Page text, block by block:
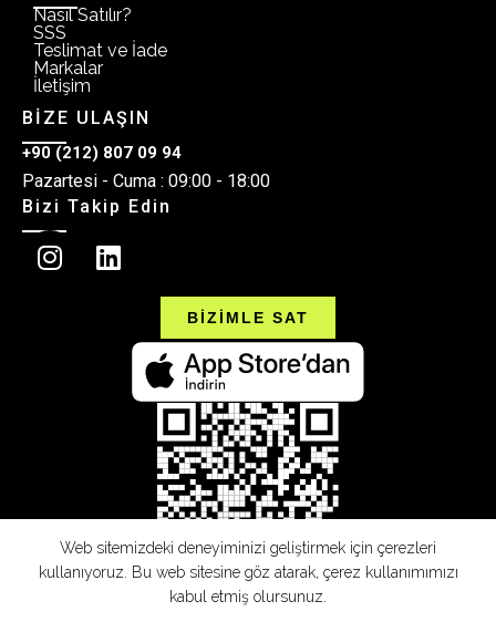
Nasıl Satılır?
SSS
Teslimat ve İade
Markalar
İletişim
BİZE ULAŞIN
+90 (212) 807 09 94
Pazartesi - Cuma : 09:00 - 18:00
Bizi Takip Edin
BİZİMLE SAT
Web sitemizdeki deneyiminizi geliştirmek için çerezleri
kullanıyoruz. Bu web sitesine göz atarak, çerez kullanımımızı
kabul etmiş olursunuz.